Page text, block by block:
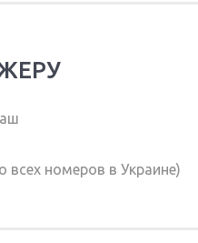
всех номеров в Украине)